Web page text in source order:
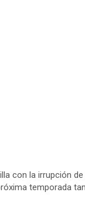
con la irrupción
temporada